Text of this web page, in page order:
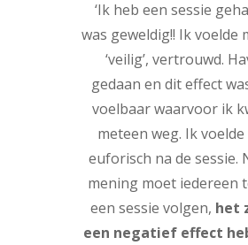
‘Ik heb een sessie
was geweldig!! Ik voelde
‘veilig’, vertrouwd.
gedaan en dit effect
voelbaar waarvoor ik
meteen weg. Ik
euforisch na de sessie.
mening moet iedereen
een sessie volgen, het
een negatief effect